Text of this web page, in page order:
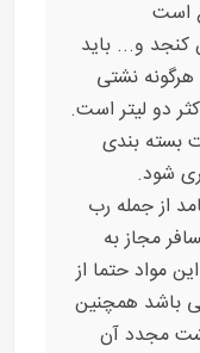
است
کنجد و... باید
نشتی
دو لیتر است.
بسته بندی
شود.
از جمله رب
مجاز به
مواد حتما از
باشد همچنین
مجدد آن